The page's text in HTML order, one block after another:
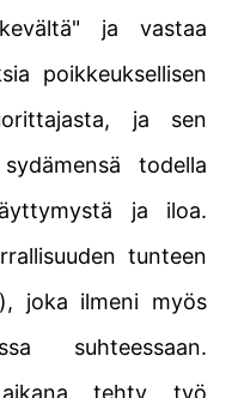
ja vastaa
poikkeuksellisen
ja sen
todella
ja iloa.
tunteen
joka ilmeni myös
suhteessaan.
aikana tehty työ